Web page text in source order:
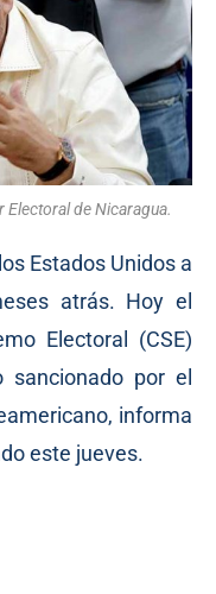
Electoral de Nicaragua.
Estados Unidos a
atrás. Hoy el
Electoral (CSE)
sancionado por el
informa
este jueves.